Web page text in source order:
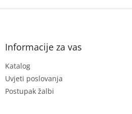
F
Informacije za vas
Katalog
Uvjeti poslovanja
Postupak žalbi